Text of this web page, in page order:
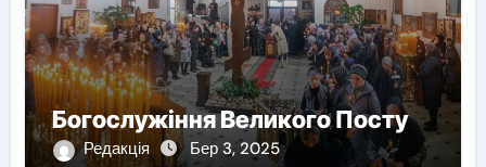
Богослужіння Великого Посту
Редакція Бер 3, 2025